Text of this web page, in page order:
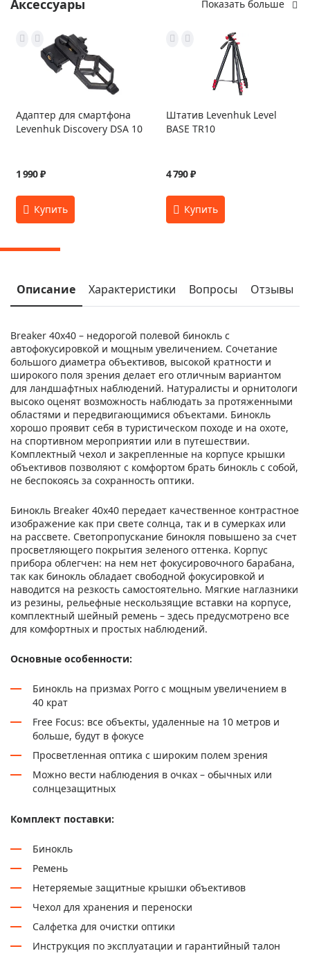
Аксессуары Показать больше
Адаптер для смартфона
Levenhuk Discovery DSA 10
1 990 ₽
Штатив Levenhuk Level
BASE TR10
4 790 ₽
Описание Характеристики Вопросы Отзывы
Breaker 40x40 – недорогой полевой бинокль с
автофокусировкой и мощным увеличением. Сочетание
большого диаметра объективов, высокой кратности и
широкого поля зрения делает его отличным вариантом
для ландшафтных наблюдений. Натуралисты и орнитологи
высоко оценят возможность наблюдать за протяженными
областями и передвигающимися объектами. Бинокль
хорошо проявит себя в туристическом походе и на охоте,
на спортивном мероприятии или в путешествии.
Комплектный чехол и закрепленные на корпусе крышки
объективов позволяют с комфортом брать бинокль с собой,
не беспокоясь за сохранность оптики.
Бинокль Breaker 40x40 передает качественное контрастное
изображение как при свете солнца, так и в сумерках или
на рассвете. Светопропускание бинокля повышено за счет
просветляющего покрытия зеленого оттенка. Корпус
прибора облегчен: на нем нет фокусировочного барабана,
так как бинокль обладает свободной фокусировкой и
наводится на резкость самостоятельно. Мягкие наглазники
из резины, рельефные нескользящие вставки на корпусе,
комплектный шейный ремень – здесь предусмотрено все
для комфортных и простых наблюдений.
Основные особенности:
Бинокль на призмах Porro с мощным увеличением в
40 крат
Free Focus: все объекты, удаленные на 10 метров и
больше, будут в фокусе
Просветленная оптика с широким полем зрения
Можно вести наблюдения в очках – обычных или
солнцезащитных
Комплект поставки:
Бинокль
Ремень
Нетеряемые защитные крышки объективов
Чехол для хранения и переноски
Салфетка для очистки оптики
Инструкция по эксплуатации и гарантийный талон